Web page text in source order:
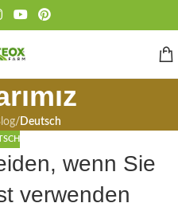
/ Deutsch
wenn Sie
verwenden